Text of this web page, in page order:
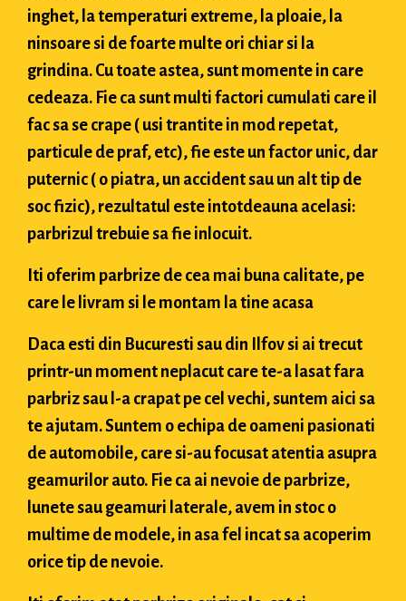
inghet, la temperaturi extreme, la ploaie, la
ninsoare si de foarte multe ori chiar si la
grindina. Cu toate astea, sunt momente in care
cedeaza. Fie ca sunt multi factori cumulati care il
fac sa se crape ( usi trantite in mod repetat,
particule de praf, etc), fie este un factor unic, dar
puternic ( o piatra, un accident sau un alt tip de
soc fizic), rezultatul este intotdeauna acelasi:
parbrizul trebuie sa fie inlocuit.
Iti oferim parbrize de cea mai buna calitate, pe
care le livram si le montam la tine acasa
Daca esti din Bucuresti sau din Ilfov si ai trecut
printr-un moment neplacut care te-a lasat fara
parbriz sau l-a crapat pe cel vechi, suntem aici sa
te ajutam. Suntem o echipa de oameni pasionati
de automobile, care si-au focusat atentia asupra
geamurilor auto. Fie ca ai nevoie de parbrize,
lunete sau geamuri laterale, avem in stoc o
multime de modele, in asa fel incat sa acoperim
orice tip de nevoie.